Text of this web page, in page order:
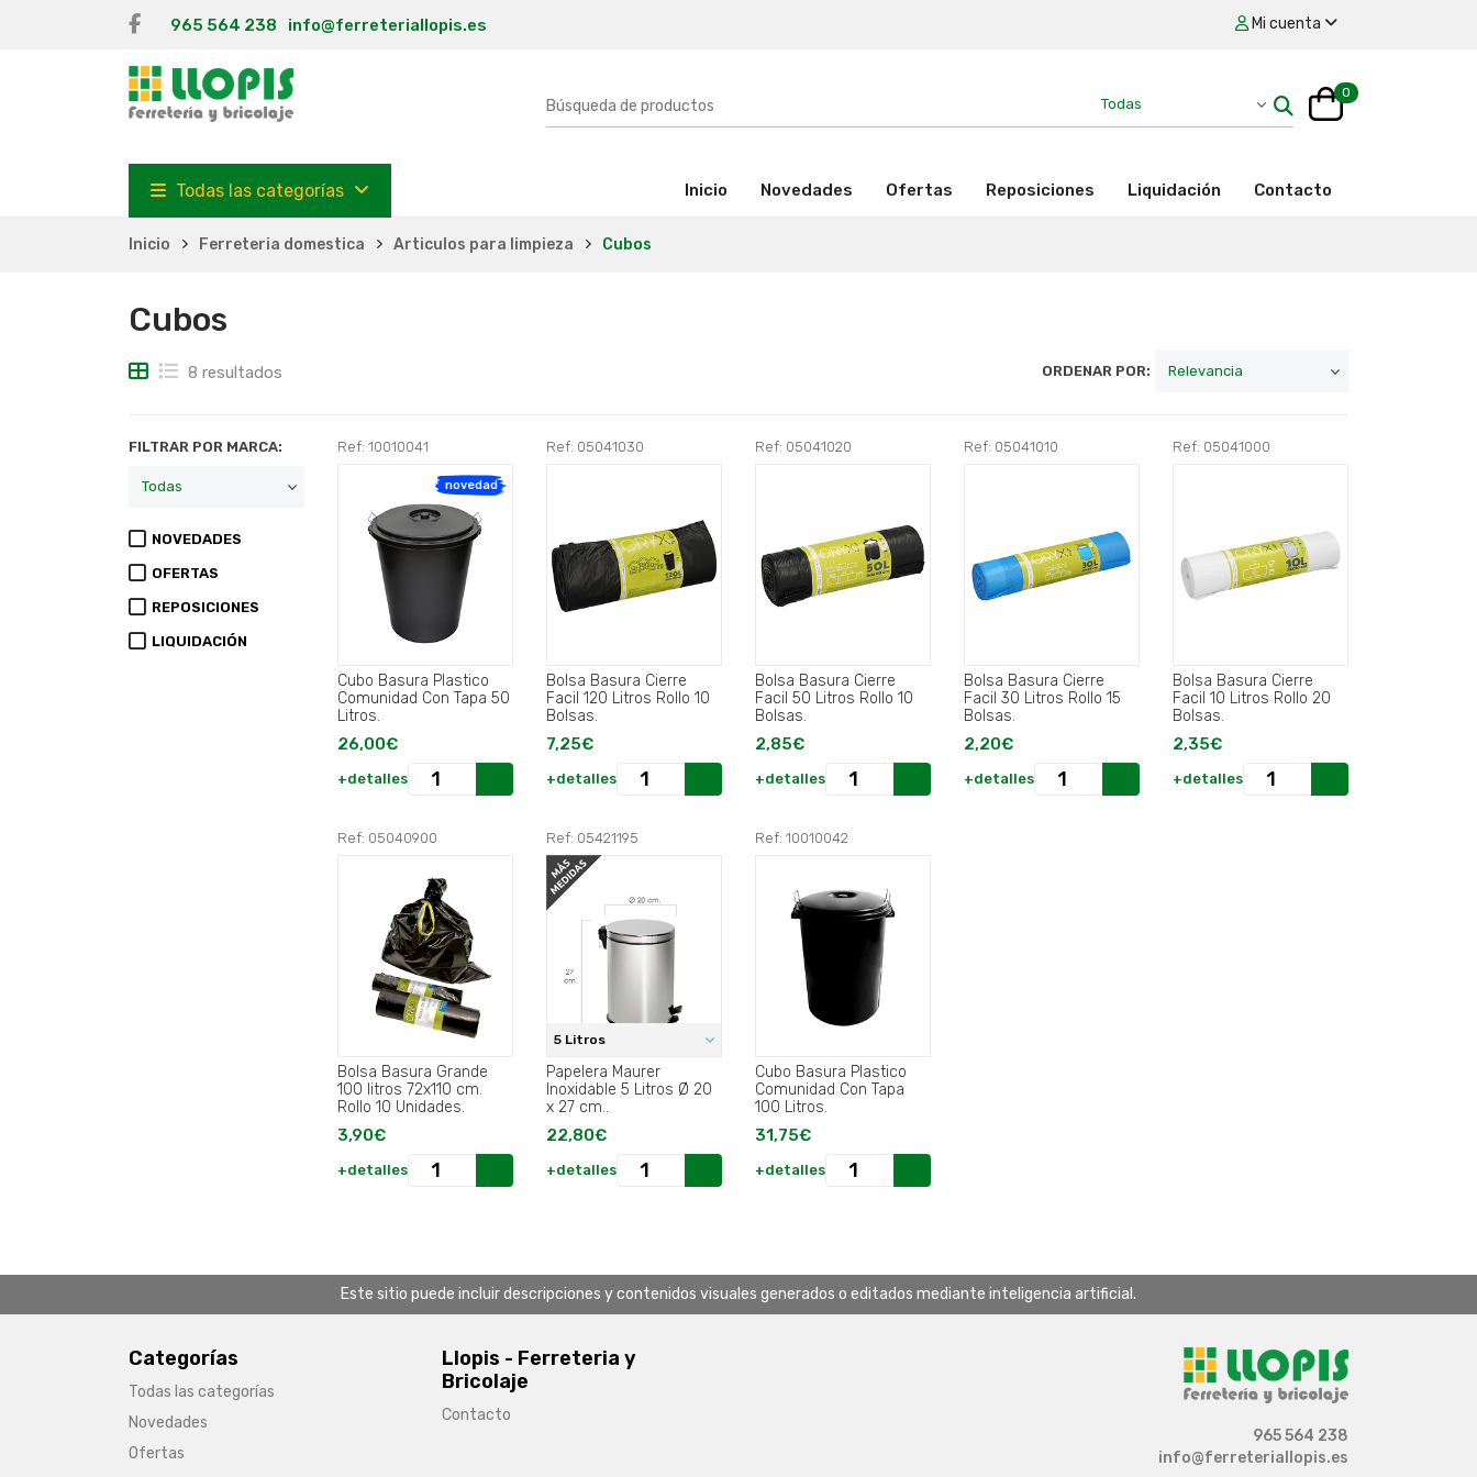
965 564 238 info@ferreteriallopis.es Mi cuenta
0
Todas las categorías Inicio (activo)Novedades Ofertas Reposiciones Liquidación Contacto
Inicio Ferreteria domestica Articulos para limpieza Cubos
Cubos
8 resultados ORDENAR POR:
FILTRAR POR MARCA:
NOVEDADES
OFERTAS
REPOSICIONES
LIQUIDACIÓN
Ref: 10010041
novedad
Cubo Basura Plastico
Comunidad Con Tapa 50
Litros.
26,00€
+detalles
Ref: 05041030
Bolsa Basura Cierre
Facil 120 Litros Rollo 10
Bolsas.
7,25€
+detalles
Ref: 05041020
Bolsa Basura Cierre
Facil 50 Litros Rollo 10
Bolsas.
2,85€
+detalles
Ref: 05041010
Bolsa Basura Cierre
Facil 30 Litros Rollo 15
Bolsas.
2,20€
+detalles
Ref: 05041000
Bolsa Basura Cierre
Facil 10 Litros Rollo 20
Bolsas.
2,35€
+detalles
Ref: 05040900
Bolsa Basura Grande
100 litros 72x110 cm.
Rollo 10 Unidades.
3,90€
+detalles
Ref: 05421195
5 Litros
Papelera Maurer
Inoxidable 5 Litros Ø 20
x 27 cm..
22,80€
+detalles
Ref: 10010042
Cubo Basura Plastico
Comunidad Con Tapa
100 Litros.
31,75€
+detalles
Este sitio puede incluir descripciones y contenidos visuales generados o editados mediante inteligencia artificial.
Categorías
Todas las categorías
Novedades
Ofertas
Llopis - Ferreteria y
Bricolaje
Contacto
965 564 238
info@ferreteriallopis.es